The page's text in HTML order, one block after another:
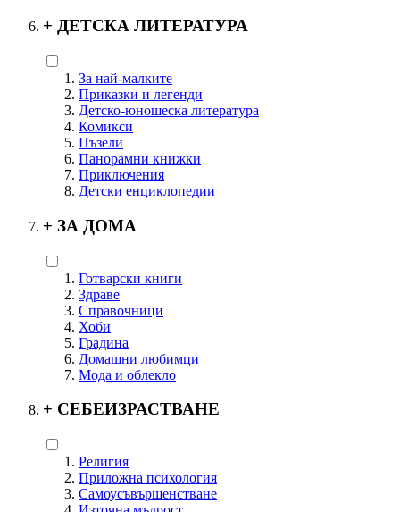
+ ДЕТСКА ЛИТЕРАТУРА
За най-малките
Приказки и легенди
Детско-юношеска литература
Комикси
Пъзели
Панорамни книжки
Приключения
Детски енциклопедии
+ ЗА ДОМА
Готварски книги
Здраве
Справочници
Хоби
Градина
Домашни любимци
Мода и облекло
+ СЕБЕИЗРАСТВАНЕ
Религия
Приложна психология
Самоусъвършенстване